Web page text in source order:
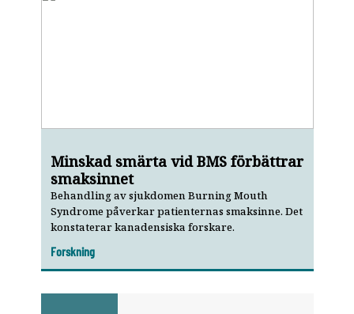
Minskad smärta vid BMS förbättrar
smaksinnet
Behandling av sjukdomen Burning Mouth
Syndrome påverkar patienternas smaksinne. Det
konstaterar kanadensiska forskare.
Forskning